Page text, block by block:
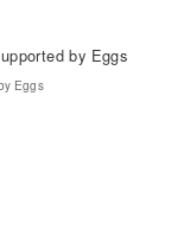
by Eggs
Eggs